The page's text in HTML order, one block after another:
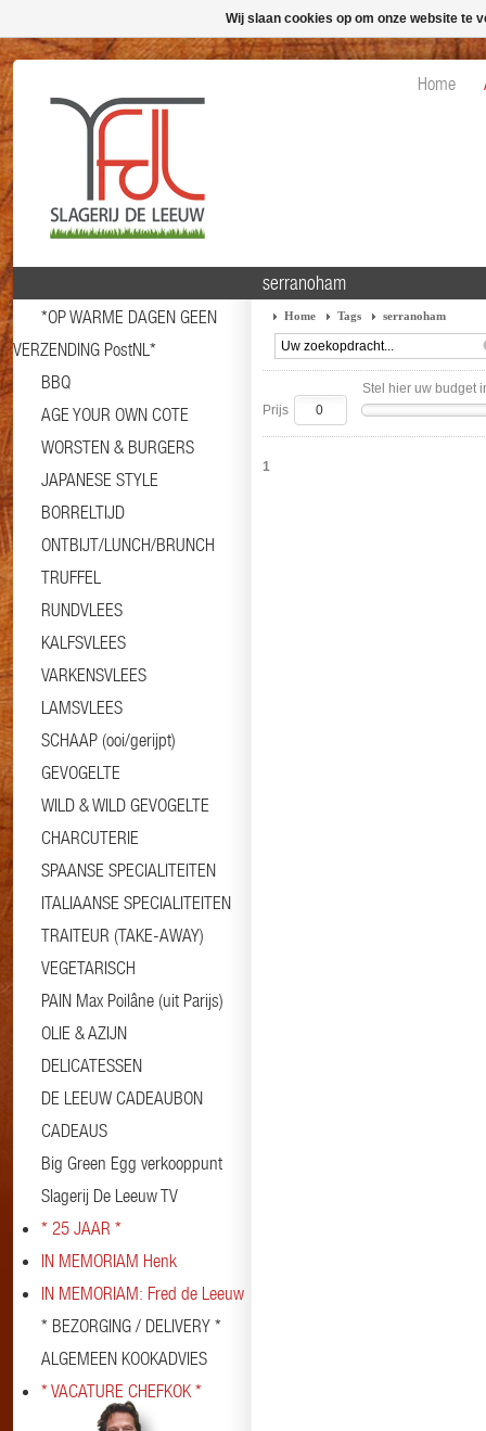
Home
*OP WARME DAGEN GEEN
VERZENDING PostNL*
BBQ
AGE YOUR OWN COTE
WORSTEN & BURGERS
JAPANESE STYLE
BORRELTIJD
ONTBIJT/LUNCH/BRUNCH
TRUFFEL
RUNDVLEES
KALFSVLEES
VARKENSVLEES
LAMSVLEES
SCHAAP (ooi/gerijpt)
GEVOGELTE
WILD & WILD GEVOGELTE
CHARCUTERIE
SPAANSE SPECIALITEITEN
ITALIAANSE SPECIALITEITEN
TRAITEUR (TAKE-AWAY)
VEGETARISCH
PAIN Max Poilâne (uit Parijs)
OLIE & AZIJN
DELICATESSEN
DE LEEUW CADEAUBON
CADEAUS
Big Green Egg verkooppunt
Slagerij De Leeuw TV
* 25 JAAR *
IN MEMORIAM Henk
IN MEMORIAM: Fred de Leeuw
* BEZORGING / DELIVERY *
ALGEMEEN KOOKADVIES
* VACATURE CHEFKOK *
serranoham
Home Tags serranoham
Stel hier uw budget
Prijs
1
Wij slaan cookies op om onze website te